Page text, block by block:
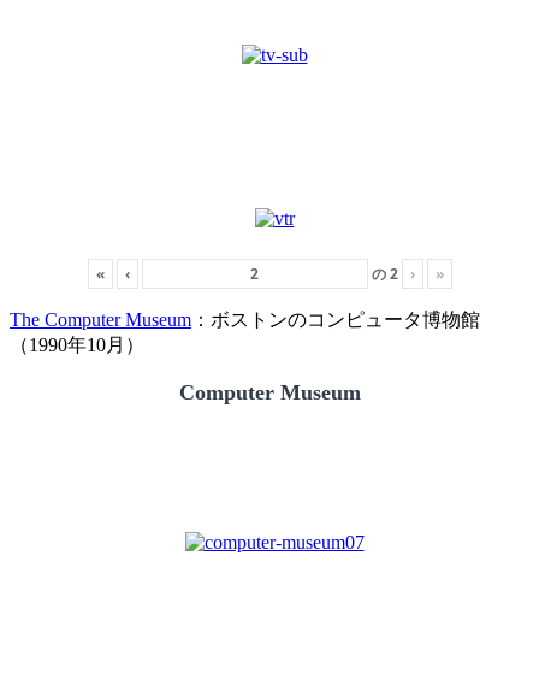
« ‹ の2 › »
The Computer Museum ：ボストンのコンピュータ博物館
（1990年10月）
Computer Museum